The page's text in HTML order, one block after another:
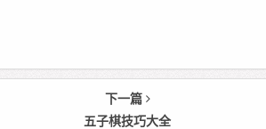
下一篇
五子棋技巧大全